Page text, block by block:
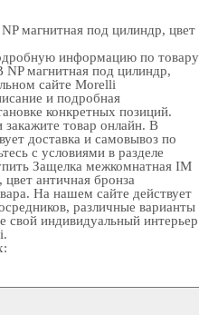
магнитная под цилиндр, цвет
информацию по товару
магнитная под цилиндр,
сайте Morelli
и подробная
конкретных позиций.
товар онлайн. В
доставка и самовывоз по
с условиями в разделе
Защелка межкомнатная IM
античная бронза
На нашем сайте действует
различные варианты
свой индивидуальный интерьер
.